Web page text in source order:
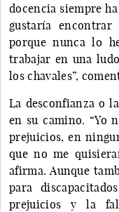
docencia siempre
gustaría encontrar
porque nunca lo
trabajar en una
los chavales”,
La desconfianza o
en su camino. “Yo
prejuicios, en
que no me
afirma. Aunque
para
prejuicios y la